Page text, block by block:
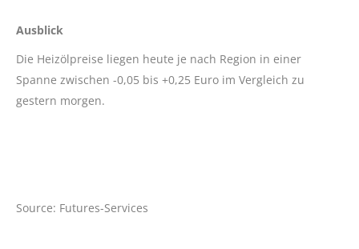
Ausblick
Die Heizölpreise liegen heute je nach Region in einer
Spanne zwischen -0,05 bis +0,25 Euro im Vergleich zu
gestern morgen.
Source: Futures-Services